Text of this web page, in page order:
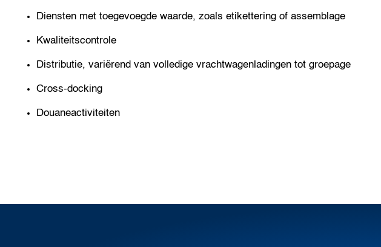
Diensten met toegevoegde waarde, zoals etikettering of assemblage
Kwaliteitscontrole
Distributie, variërend van volledige vrachtwagenladingen tot groepage
Cross-docking
Douaneactiviteiten